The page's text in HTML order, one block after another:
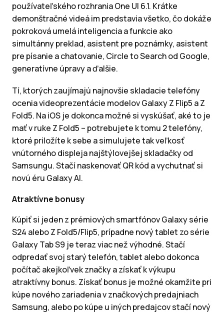
používateľského rozhrania One UI 6.1. Krátke
demonštračné videá im predstavia všetko, čo dokáže
pokroková umelá inteligencia a funkcie ako
simultánny preklad, asistent pre poznámky, asistent
pre písanie a chatovanie, Circle to Search od Google,
generatívne úpravy a ďalšie.
Tí, ktorých zaujímajú najnovšie skladacie telefóny
ocenia videoprezentácie modelov Galaxy Z Flip5 a Z
Fold5. Na iOS je dokonca možné si vyskúšať, aké to je
mať v ruke Z Fold5 – potrebujete k tomu 2 telefóny,
ktoré priložíte k sebe a simulujete tak veľkosť
vnútorného displeja najštýlovejšej skladačky od
Samsungu. Stačí naskenovať QR kód a vychutnať si
novú éru Galaxy AI.
Atraktívne bonusy
Kúpiť si jeden z prémiových smartfónov Galaxy série
S24 alebo Z Fold5/Flip5, prípadne nový tablet zo série
Galaxy Tab S9 je teraz viac než výhodné. Stačí
odpredať svoj starý telefón, tablet alebo dokonca
počítač akejkoľvek značky a získať k výkupu
atraktívny bonus. Získať bonus je možné okamžite pri
kúpe nového zariadenia v značkových predajniach
Samsung, alebo po kúpe u iných predajcov stačí nový